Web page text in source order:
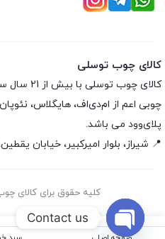
کالای چوب توسلی
کالای
چوبی اعم از ام‌دی‌اف، هایگلاس،
پلای‌وود می باشد.
📍 شیراز، بلوار امیرکبیر، خیابان یقطین،
کلیه حقوق برای کالای
Contact us